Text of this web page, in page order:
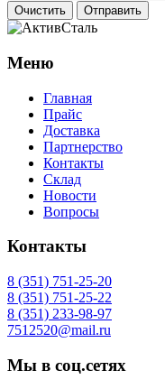
Очистить Отправить
Меню
Главная
Прайс
Доставка
Партнерство
Контакты
Склад
Новости
Вопросы
Контакты
8 (351) 751-25-20
8 (351) 751-25-22
8 (351) 233-98-97
7512520@mail.ru
Мы в соц.сетях